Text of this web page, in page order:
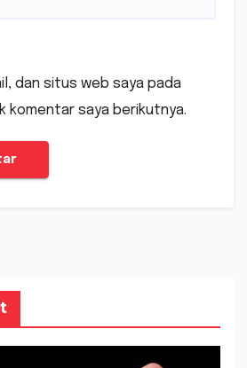
dan situs web saya pada
komentar saya berikutnya.